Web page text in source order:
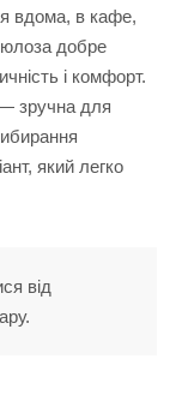
вдома, в кафе,
добре
і комфорт.
зручна для
який легко
від